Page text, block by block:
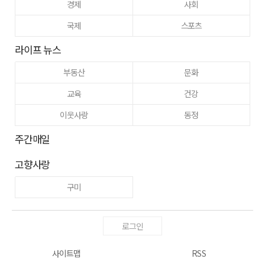
경제
사회
국제
스포츠
라이프 뉴스
부동산
문화
교육
건강
이웃사랑
동정
주간매일
고향사랑
구미
로그인
사이트맵 RSS